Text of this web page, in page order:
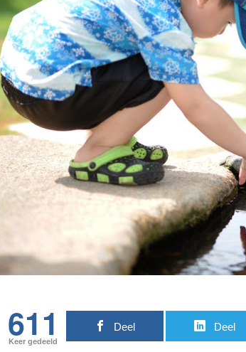
611
Keer gedeeld
Deel Deel